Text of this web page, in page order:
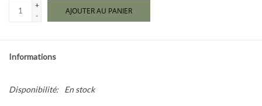
+
-
AJOUTER AU PANIER
Informations
Disponibilité: En stock